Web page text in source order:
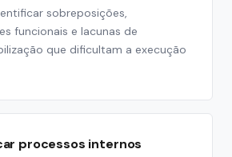
sobreposições,
funcionais e lacunas de
que dificultam a execução
processos internos